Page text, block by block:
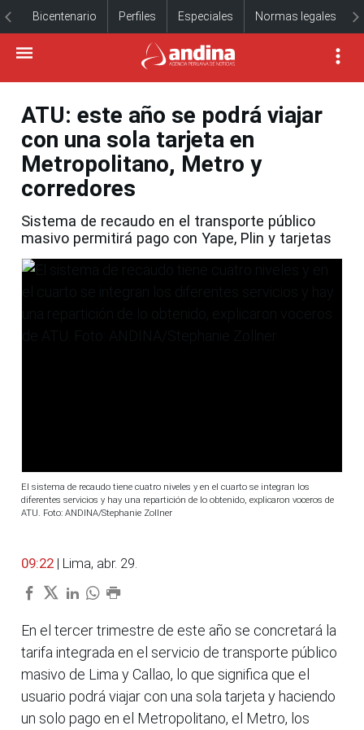
Bicentenario Perfiles Especiales Normas legales
ATU: este año se podrá viajar
con una sola tarjeta en
Metropolitano, Metro y
corredores
Sistema de recaudo en el transporte público
masivo permitirá pago con Yape, Plin y tarjetas
El sistema de recaudo tiene cuatro niveles y en el cuarto se integran los
diferentes servicios y hay una repartición de lo obtenido, explicaron voceros de
ATU. Foto: ANDINA/Stephanie Zollner
09:22 | Lima, abr. 29.
En el tercer trimestre de este año se concretará la
tarifa integrada en el servicio de transporte público
masivo de Lima y Callao, lo que significa que el
usuario podrá viajar con una sola tarjeta y haciendo
un solo pago en el Metropolitano, el Metro, los